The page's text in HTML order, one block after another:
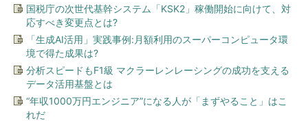
国税庁の次世代基幹システム「KSK2」稼働開始に向けて、対
応すべき変更点とは?
「生成AI活用」実践事例:月額利用のスーパーコンピュータ環
境で得た成果は?
分析スピードもF1級 マクラーレンレーシングの成功を支える
データ活用基盤とは
“年収1000万円エンジニア”になる人が「まずやること」はこ
れだ